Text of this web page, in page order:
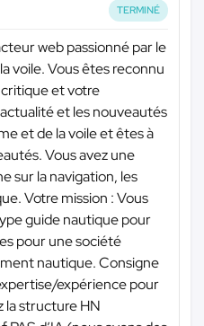
TERMINÉ
web passionné par le
voile. Vous êtes reconnu
et votre
et les nouveautés
et de la voile et êtes à
Vous avez une
sur la navigation, les
Votre mission : Vous
guide nautique pour
pour une société
nautique. Consigne
expérience pour
la structure HN